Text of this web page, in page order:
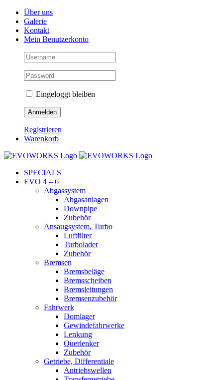
Skip
content
Facebook
Instagram
YouTubeÜber uns
Galerie
Kontakt
Mein Benutzerkonto
Eingeloggt bleiben
Registrieren
Warenkorb
SPECIALS
EVO 4 – 6
Abgassystem
Abgasanlagen
Downpipe
Zubehör
Ansaugsystem, Turbo
Luftfilter
Turbolader
Zubehör
Bremsen
Bremsbeläge
Bremsscheiben
Bremsleitungen
Bremsenzubehör
Fahrwerk
Domlager
Gewindefahrwerke
Lenkung
Querlenker
Zubehör
Getriebe, Differentiale
Antriebswellen